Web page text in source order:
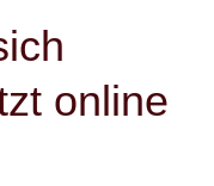
online